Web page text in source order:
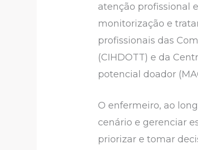
atenção profissional
monitorização e
profissionais das
(CIHDOTT) e da
potencial doador
O enfermeiro, ao
cenário e gerenciar
priorizar e tomar